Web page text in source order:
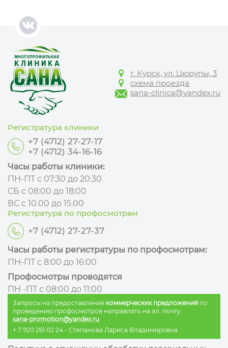
г. Курск, ул. Цюрупы, 3
схема проезда
sana-clinica@yandex.ru
Регистратура клиники
+7 (4712) 27-27-17
+7 (4712) 34-16-16
Регистратура по профосмотрам
+7 (4712) 27-27-37
Запросы на предоставление коммерческих предложений по
проведению профосмотров направлять на эл. почту:
sana-promotion@yandex.ru
+ 7 920 261 02 24 - Степанова Лариса Владимировна
Часы работы клиники:
ПН-ПТ с 07:30 до 20:30
СБ с 08:00 до 18:00
ВС с 10.00 до 15.00
Часы работы регистратуры по профосмотрам:
ПН-ПТ с 8:00 до 16:00
Профосмотры проводятся
ПН -ПТ с 08:00 до 11:00